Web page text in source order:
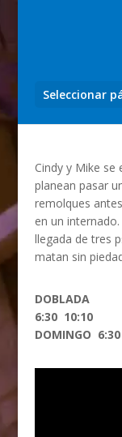
Seleccionar
Cindy y Mike
planean pasar
remolques
en un
llegada de tres
matan sin
DOBLADA
6:30 10:10
DOMINGO